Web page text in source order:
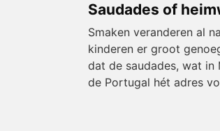
Saudades of
Smaken veranderen al
kinderen er groot
dat de saudades, wat in
de Portugal hét adres